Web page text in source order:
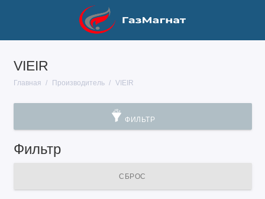
VIEIR
Главная Производитель VIEIR
ФИЛЬТР
Фильтр
СБРОС